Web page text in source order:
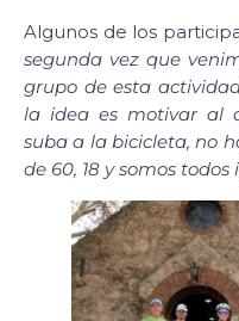
Algunos de los
segunda vez que
grupo de esta
la idea es motivar al
suba a la bicicleta, no
de 60, 18 y somos todos